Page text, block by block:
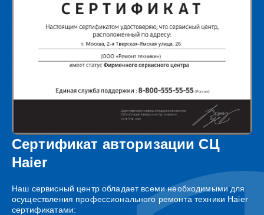
Сертификат авторизации СЦ
Haier
Наш сервисный центр обладает всеми необходимыми для
осуществления профессионального ремонта техники Haier
сертификатами: